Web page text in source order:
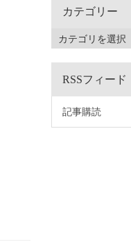
カテゴリー
RSSフィード
記事購読